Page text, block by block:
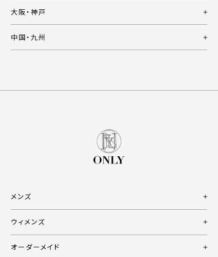
大阪・神戸
中国・九州
メンズ
ウィメンズ
オーダーメイド